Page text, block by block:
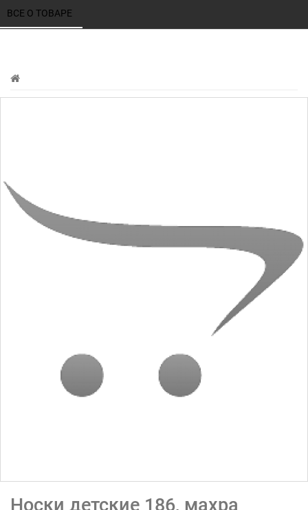
ВСЕ О ТОВАРЕ
Носки детские 186, махра